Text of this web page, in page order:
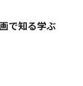
で知る学ぶ